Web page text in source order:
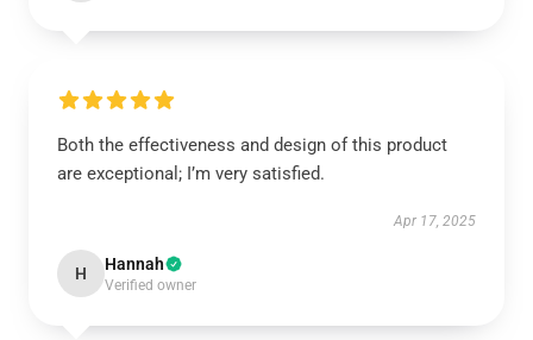
Both the effectiveness and design of this product
are exceptional; I’m very satisfied.
Apr 17, 2025
H Hannah
Verified owner